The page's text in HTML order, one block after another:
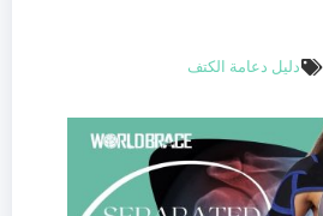
دليل دعامة الكتف